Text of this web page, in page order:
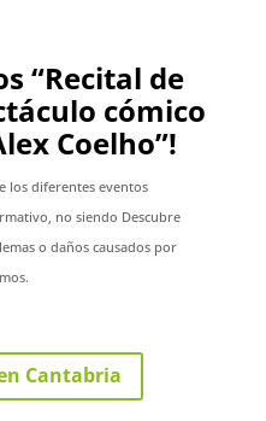
“Recital de
cómico
Coelho”!
los diferentes eventos
no siendo Descubre
o daños causados por
Cantabria